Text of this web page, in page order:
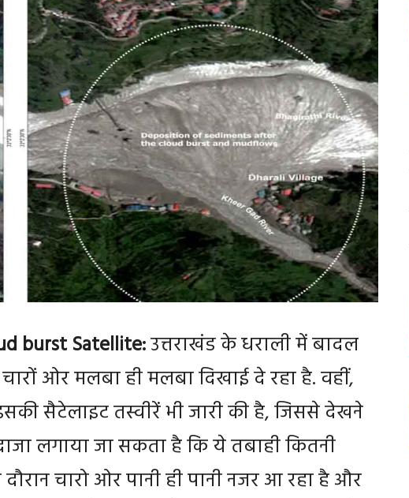
burst Satellite:उत्तराखंड के धराली में बादल
ओर मलबा ही मलबा दिखाई दे रहा है. वहीं,
सैटेलाइट तस्वीरें भी जारी की है, जिससे देखने
लगाया जा सकता है कि ये तबाही कितनी
चारो ओर पानी ही पानी नजर आ रहा है और